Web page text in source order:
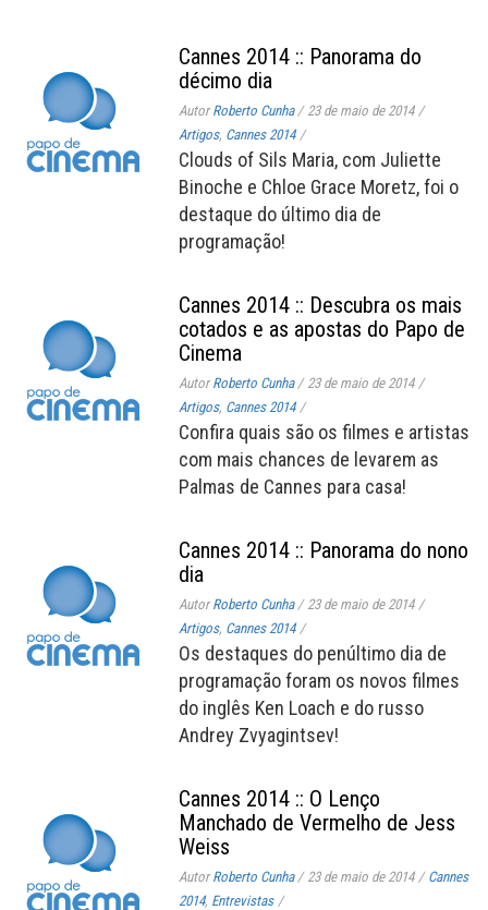
Cannes 2014 :: Panorama do
décimo dia
AutorRoberto Cunha / 23 de maio de 2014 /
Artigos, Cannes 2014 /
Clouds of Sils Maria, com Juliette
Binoche e Chloe Grace Moretz, foi o
destaque do último dia de
programação!
Cannes 2014 :: Descubra os mais
cotados e as apostas do Papo de
Cinema
AutorRoberto Cunha / 23 de maio de 2014 /
Artigos, Cannes 2014 /
Confira quais são os filmes e artistas
com mais chances de levarem as
Palmas de Cannes para casa!
Cannes 2014 :: Panorama do nono
dia
AutorRoberto Cunha / 23 de maio de 2014 /
Artigos, Cannes 2014 /
Os destaques do penúltimo dia de
programação foram os novos filmes
do inglês Ken Loach e do russo
Andrey Zvyagintsev!
Cannes 2014 :: O Lenço
Manchado de Vermelho de Jess
Weiss
AutorRoberto Cunha / 23 de maio de 2014 / Cannes
2014, Entrevistas /